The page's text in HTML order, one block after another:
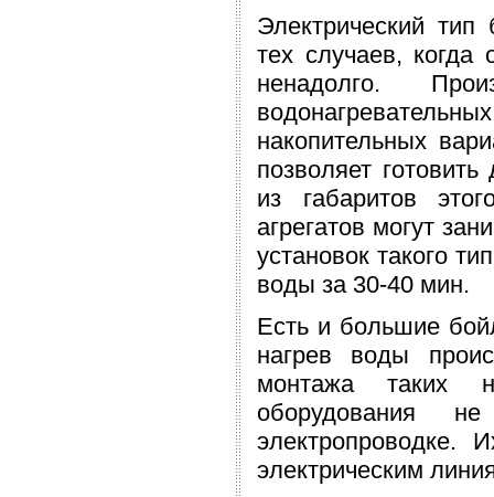
Электрический
тех случаев, когда
ненадолго.
накопительных
позволяет
из габаритов
агрегатов могут
установок такого
воды за 30-40 мин.
Есть и большие
нагрев воды
монтажа таких
оборудования
электропроводке.
электрическим